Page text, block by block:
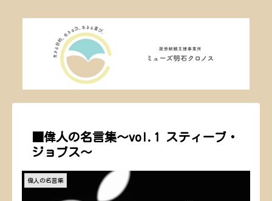
■偉人の名言集～vol.1 スティーブ・
ジョブス～
偉人の名言集